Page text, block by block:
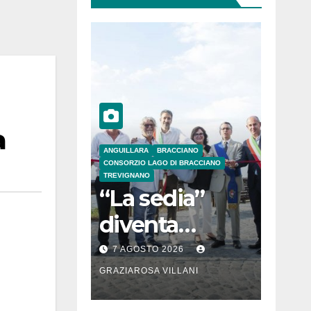
ANGUILLARA
BRACCIANO
CONSORZIO LAGO DI BRACCIANO
TREVIGNANO
“La sedia”
diventa
Belvedere sul
lago di
Bracciano: ieri
7 AGOSTO 2026
GRAZIAROSA VILLANI